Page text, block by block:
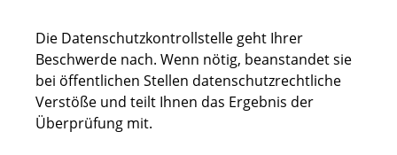
Die Datenschutzkontrollstelle geht Ihrer
Beschwerde nach. Wenn nötig, beanstandet sie
bei öffentlichen Stellen datenschutzrechtliche
Verstöße und teilt Ihnen das Ergebnis der
Überprüfung mit.